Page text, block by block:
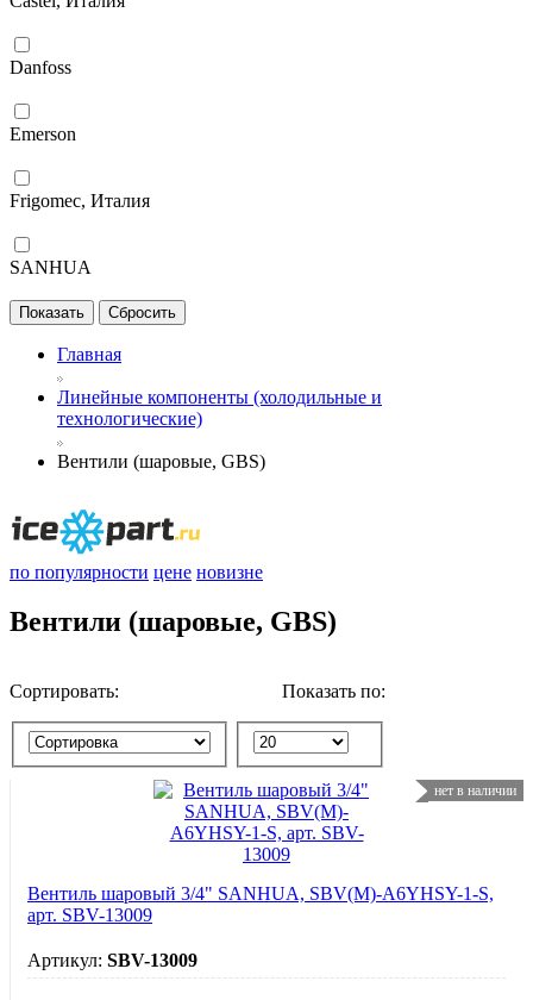
Danfoss
Emerson
Frigomec, Италия
SANHUA
Главная
Линейные компоненты (холодильные и
технологические)
Вентили (шаровые, GBS)
по популярности цене новизне
Вентили (шаровые, GBS)
Сортировать: Показать по:
нет в наличии
Вентиль шаровый 3/4" SANHUA, SBV(M)-A6YHSY-1-S,
арт. SBV-13009
Артикул: SBV-13009